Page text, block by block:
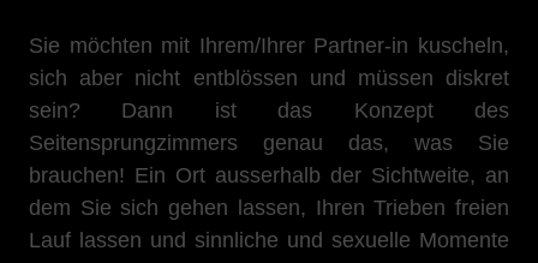
Sie möchten mit Ihrem/Ihrer Partner-in kuscheln,
sich aber nicht entblössen und müssen diskret
sein? Dann ist das Konzept des
Seitensprungzimmers genau das, was Sie
brauchen! Ein Ort ausserhalb der Sichtweite, an
dem Sie sich gehen lassen, Ihren Trieben freien
Lauf lassen und sinnliche und sexuelle Momente